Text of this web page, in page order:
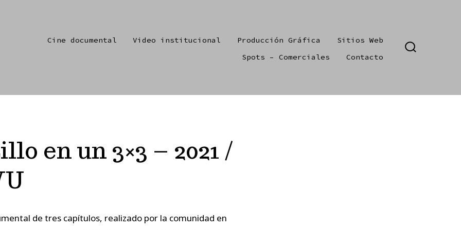
Cine documental Video institucional Producción Gráfica
Sitios Web
Spots – Comerciales
Contacto
en un 3×3 – 2021 /
de tres capítulos, realizado por la comunidad en